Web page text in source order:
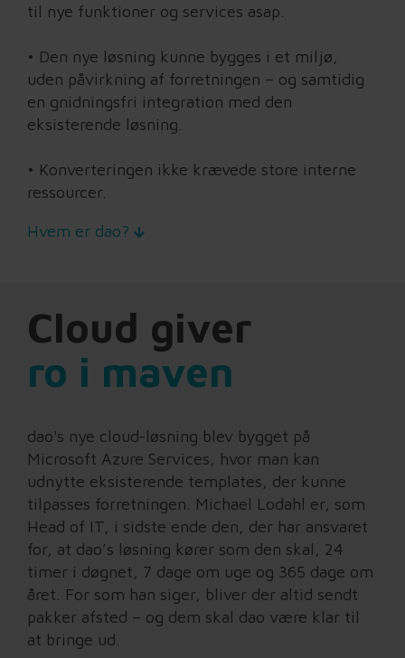
til nye funktioner og services asap.
• Den nye løsning kunne bygges i et miljø,
uden påvirkning af forretningen – og samtidig
en gnidningsfri integration med den
eksisterende løsning.
• Konverteringen ikke krævede store interne
ressourcer.
Hvem er dao?
Cloud giver
ro i maven
dao's nye cloud-løsning blev bygget på
Microsoft Azure Services, hvor man kan
udnytte eksisterende templates, der kunne
tilpasses forretningen. Michael Lodahl er, som
Head of IT, i sidste ende den, der har ansvaret
for, at dao’s løsning kører som den skal, 24
timer i døgnet, 7 dage om uge og 365 dage om
året. For som han siger, bliver der altid sendt
pakker afsted – og dem skal dao være klar til
at bringe ud.